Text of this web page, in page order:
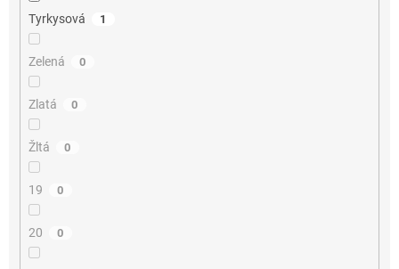
Tyrkysová 1
Zelená 0
Zlatá 0
Žltá 0
19 0
20 0